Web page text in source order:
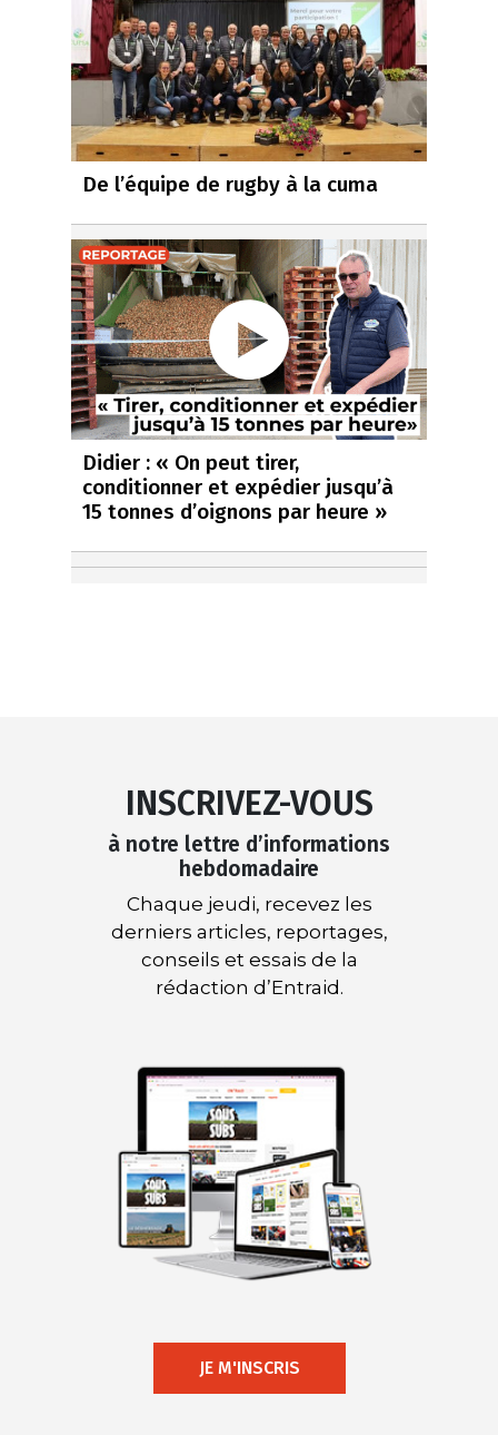
De l’équipe de rugby à la cuma
Didier : « On peut tirer,
conditionner et expédier jusqu’à
15 tonnes d’oignons par heure »
INSCRIVEZ-VOUS
à notre lettre d’informations
hebdomadaire
Chaque jeudi, recevez les
derniers articles, reportages,
conseils et essais de la
rédaction d’Entraid.
JE M'INSCRIS